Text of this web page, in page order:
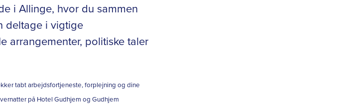
i Allinge, hvor du sammen
deltage i vigtige
arrangementer, politiske taler
tabt arbejdsfortjeneste, forplejning og dine
på Hotel Gudhjem og Gudhjem